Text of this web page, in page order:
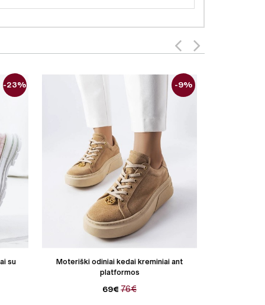
su
-23%
Moteriški odiniai kedai kreminiai ant
platformos
69€ 76€
-9%